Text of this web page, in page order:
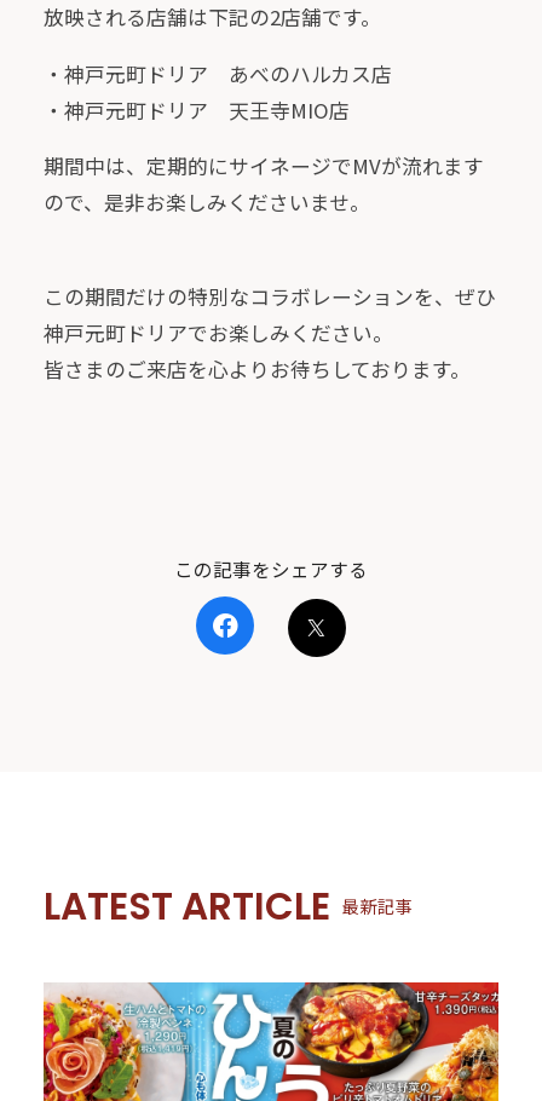
放映される店舗は下記の2店舗です。
・神戸元町ドリア あべのハルカス店
・神戸元町ドリア 天王寺MIO店
期間中は、定期的にサイネージでMVが流れます
ので、是非お楽しみくださいませ。
この期間だけの特別なコラボレーションを、ぜひ
神戸元町ドリアでお楽しみください。
皆さまのご来店を心よりお待ちしております。
この記事をシェアする
LATEST ARTICLE 最新記事